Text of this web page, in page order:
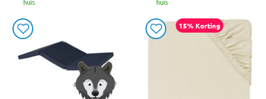
huis
huis
15% Korting